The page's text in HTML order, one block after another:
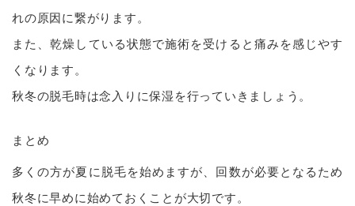
れの原因に繋がります。
また、乾燥している状態で施術を受けると痛みを感じやす
くなります。
秋冬の脱毛時は念入りに保湿を行っていきましょう。
まとめ
多くの方が夏に脱毛を始めますが、回数が必要となるため
秋冬に早めに始めておくことが大切です。